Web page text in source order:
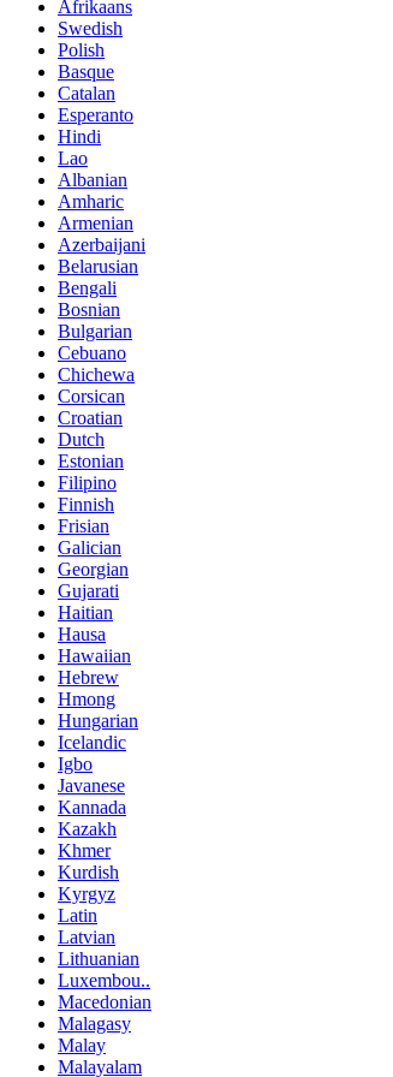
Afrikaans
Swedish
Polish
Basque
Catalan
Esperanto
Hindi
Lao
Albanian
Amharic
Armenian
Azerbaijani
Belarusian
Bengali
Bosnian
Bulgarian
Cebuano
Chichewa
Corsican
Croatian
Dutch
Estonian
Filipino
Finnish
Frisian
Galician
Georgian
Gujarati
Haitian
Hausa
Hawaiian
Hebrew
Hmong
Hungarian
Icelandic
Igbo
Javanese
Kannada
Kazakh
Khmer
Kurdish
Kyrgyz
Latin
Latvian
Lithuanian
Luxembou..
Macedonian
Malagasy
Malay
Malayalam